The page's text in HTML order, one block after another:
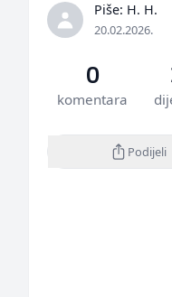
Piše: H. H.
20.02.2026.
0
komentara
Podijeli